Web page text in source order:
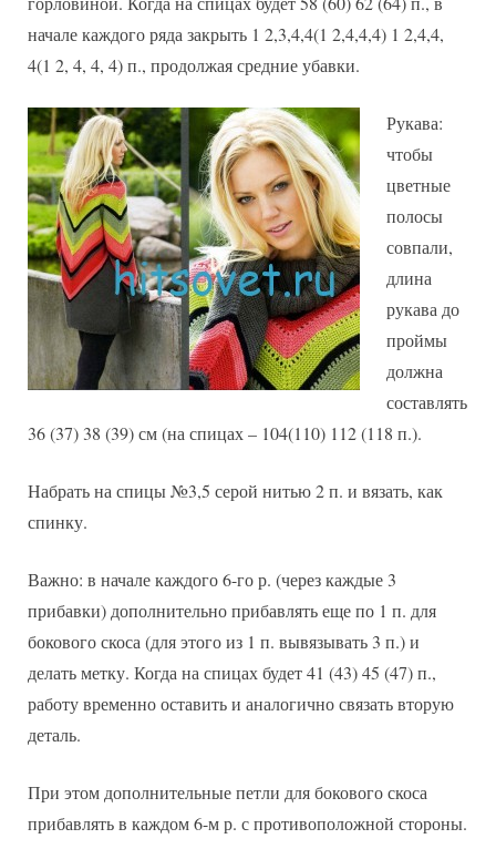
начале каждого ряда закрыть 1 2,3,4,4(1 2,4,4,4) 1 2,4,4,
4(1 2, 4, 4, 4) п., продолжая средние убавки.
Рукава:
чтобы
цветные
полосы
совпали,
длина
рукава до
проймы
должна
составлять
36 (37) 38 (39) см (на спицах – 104(110) 112 (118 п.).
Набрать на спицы №3,5 серой нитью 2 п. и вязать, как
спинку.
Важно: в начале каждого 6-го р. (через каждые 3
прибавки) дополнительно прибавлять еще по 1 п. для
бокового скоса (для этого из 1 п. вывязывать 3 п.) и
делать метку. Когда на спицах будет 41 (43) 45 (47) п.,
работу временно оставить и аналогично связать вторую
деталь.
При этом дополнительные петли для бокового скоса
прибавлять в каждом 6-м р. с противоположной стороны.